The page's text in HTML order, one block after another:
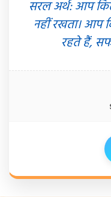
सरल अर्थ: आप
नहीं रखता। आप
रहते हैं,